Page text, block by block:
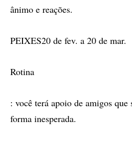
ânimo e reações.
PEIXES20 de fev. a 20 de mar.
Rotina
: você terá apoio de amigos que
forma inesperada.